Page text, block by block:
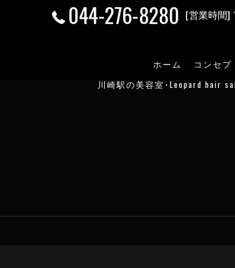
044-276-8280 [営業時間]
ホーム コンセプ
川崎駅の美容室･Leopard hair